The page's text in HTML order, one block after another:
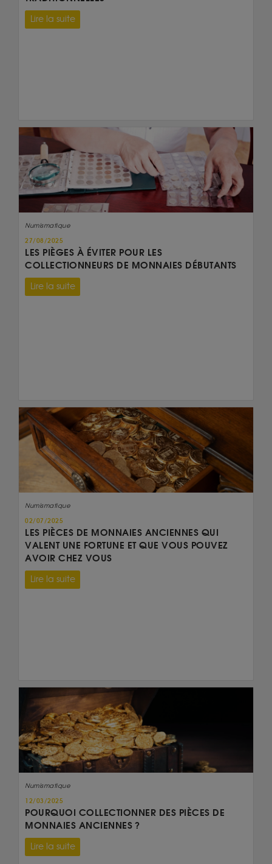
Lire la suite
Numismatique
27/08/2025
LES PIÈGES À ÉVITER POUR LES
COLLECTIONNEURS DE MONNAIES DÉBUTANTS
Lire la suite
Numismatique
02/07/2025
LES PIÈCES DE MONNAIES ANCIENNES QUI
VALENT UNE FORTUNE ET QUE VOUS POUVEZ
AVOIR CHEZ VOUS
Lire la suite
Numismatique
12/03/2025
POURQUOI COLLECTIONNER DES PIÈCES DE
MONNAIES ANCIENNES ?
Lire la suite